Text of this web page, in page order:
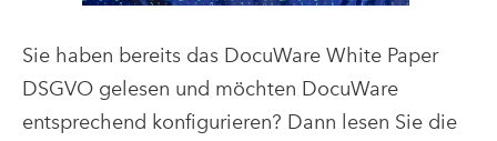
Sie haben bereits das DocuWare White Paper
DSGVO gelesen und möchten DocuWare
entsprechend konfigurieren? Dann lesen Sie die